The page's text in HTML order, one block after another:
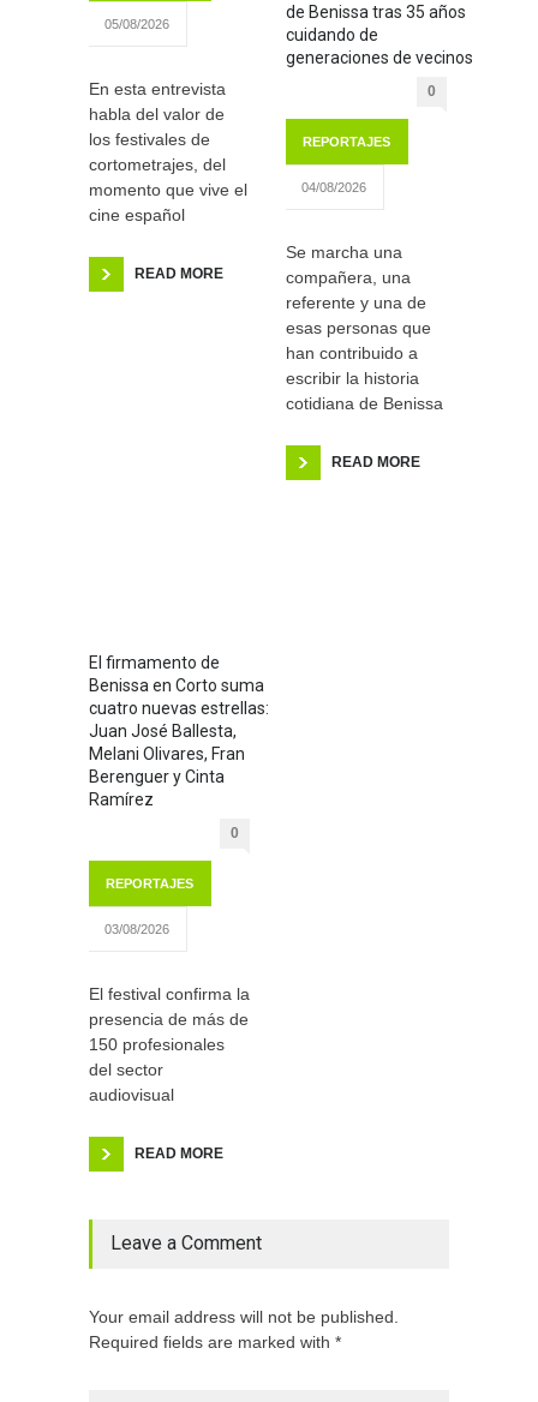
05/08/2026
En esta entrevista
habla del valor de
los festivales de
cortometrajes, del
momento que vive el
cine español
READ MORE
de Benissa tras 35 años
cuidando de
generaciones de vecinos
0
REPORTAJES
04/08/2026
Se marcha una
compañera, una
referente y una de
esas personas que
han contribuido a
escribir la historia
cotidiana de Benissa
READ MORE
El firmamento de
Benissa en Corto suma
cuatro nuevas estrellas:
Juan José Ballesta,
Melani Olivares, Fran
Berenguer y Cinta
Ramírez
0
REPORTAJES
03/08/2026
El festival confirma la
presencia de más de
150 profesionales
del sector
audiovisual
READ MORE
Leave a Comment
Your email address will not be published.
Required fields are marked with *